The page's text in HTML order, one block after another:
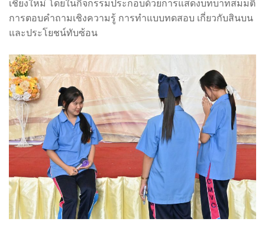
เชียงใหม่ โดยในกิจกรรมประกอบด้วยการแสดงบทบาทสมมติ
การตอบคำถามเชิงความรู้ การทำแบบทดสอบ เกี่ยวกับสินบน
และประโยชน์ทับซ้อน